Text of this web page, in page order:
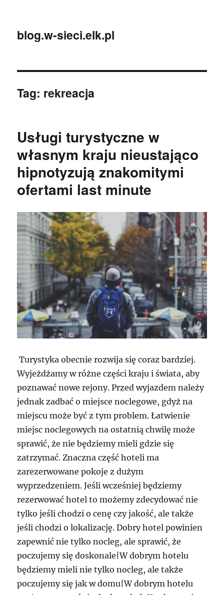
blog.w-sieci.elk.pl
Tag: rekreacja
Usługi turystyczne w
własnym kraju nieustająco
hipnotyzują znakomitymi
ofertami last minute
Turystyka obecnie rozwija się coraz bardziej.
Wyjeżdżamy w różne części kraju i świata, aby
poznawać nowe rejony. Przed wyjazdem należy
jednak zadbać o miejsce noclegowe, gdyż na
miejscu może być z tym problem. Łatwienie
miejsc noclegowych na ostatnią chwilę może
sprawić, że nie będziemy mieli gdzie się
zatrzymać. Znaczna część hoteli ma
zarezerwowane pokoje z dużym
wyprzedzeniem. Jeśli wcześniej będziemy
rezerwować hotel to możemy zdecydować nie
tylko jeśli chodzi o cenę czy jakość, ale także
jeśli chodzi o lokalizację. Dobry hotel powinien
zapewnić nie tylko nocleg, ale sprawić, że
poczujemy się doskonale|W dobrym hotelu
będziemy mieli nie tylko nocleg, ale także
poczujemy się jak w domu|W dobrym hotelu